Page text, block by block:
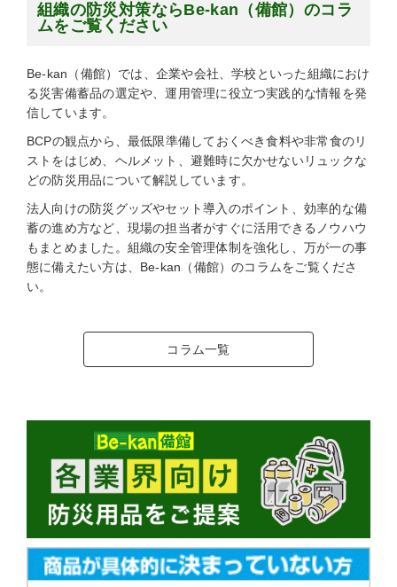
組織の防災対策ならBe-kan（備館）のコラ
ムをご覧ください
Be-kan（備館）では、企業や会社、学校といった組織におけ
る災害備蓄品の選定や、運用管理に役立つ実践的な情報を発
信しています。
BCPの観点から、最低限準備しておくべき食料や非常食のリ
ストをはじめ、ヘルメット、避難時に欠かせないリュックな
どの防災用品について解説しています。
法人向けの防災グッズやセット導入のポイント、効率的な備
蓄の進め方など、現場の担当者がすぐに活用できるノウハウ
もまとめました。組織の安全管理体制を強化し、万が一の事
態に備えたい方は、Be-kan（備館）のコラムをご覧くださ
い。
コラム一覧